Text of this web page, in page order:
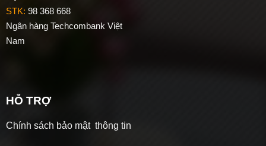
STK: 98 368 668
Ngân hàng Techcombank Việt
Nam
HỖ TRỢ
Chính sách bảo mật thông tin